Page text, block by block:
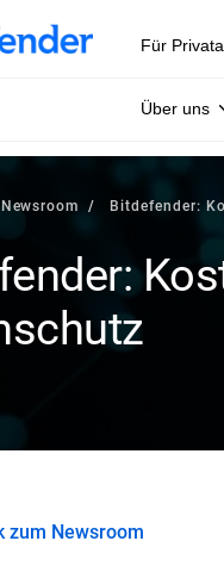
Für
Über uns
Newsroom Bitdefender:
zum Newsroom